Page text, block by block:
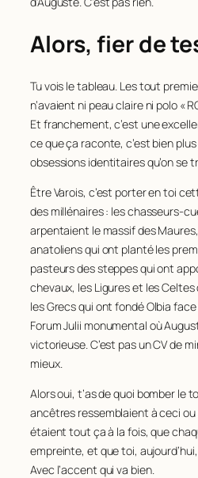
Alors, fier de
Tu vois le tableau. Les tout
n’avaient ni peau claire ni polo «
Et franchement, c’est une
ce que ça raconte, c’est bien
obsessions identitaires qu’on se
Être Varois, c’est porter en toi
des millénaires : les chasseurs-
arpentaient le massif des
anatoliens qui ont planté les
pasteurs des steppes qui ont
chevaux, les Ligures et les
les Grecs qui ont fondé Olbia
Forum Julii monumental où
victorieuse. C’est pas un CV de
mieux.
Alors oui, t’as de quoi bomber le
ancêtres ressemblaient à ceci ou
étaienttout ça à la fois, que
empreinte, et que toi,
Avec l’accent qui va bien.